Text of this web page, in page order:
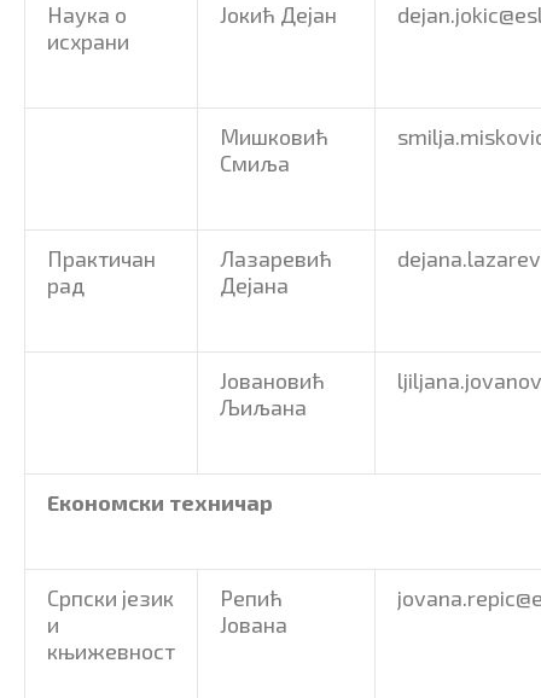
Наука о
исхрани
Јокић Дејан
Мишковић
Смиља
Практичан
рад
Лазаревић
Дејана
Јовановић
Љиљана
Економски техничар
Српски језик
и
књижевност
Репић
Јована